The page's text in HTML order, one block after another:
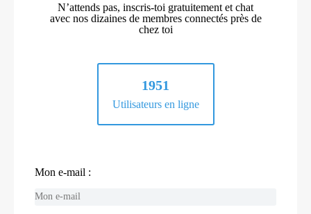
N’attends pas, inscris-toi gratuitement et chat
avec nos dizaines de membres connectés près de
chez toi
1951
Utilisateurs en ligne
Mon e-mail :